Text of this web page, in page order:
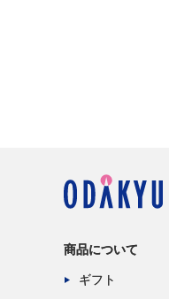
商品について
ギフト